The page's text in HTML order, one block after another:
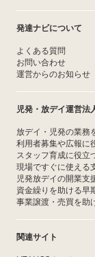
発達ナビについて
よくある質問
お問い合わせ
運営からのお知らせ
児発・放デイ運営法
放デイ・児発の業務
利用者募集や広報に
スタッフ育成に役立
現場ですぐに使える
児発放デイの開業支
資金繰りを助ける早
事業譲渡・売買を助
関連サイト